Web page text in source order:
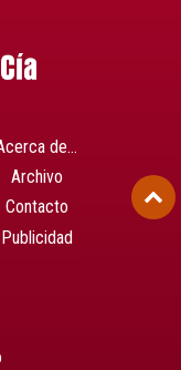
de…
Archivo
Contacto
Publicidad